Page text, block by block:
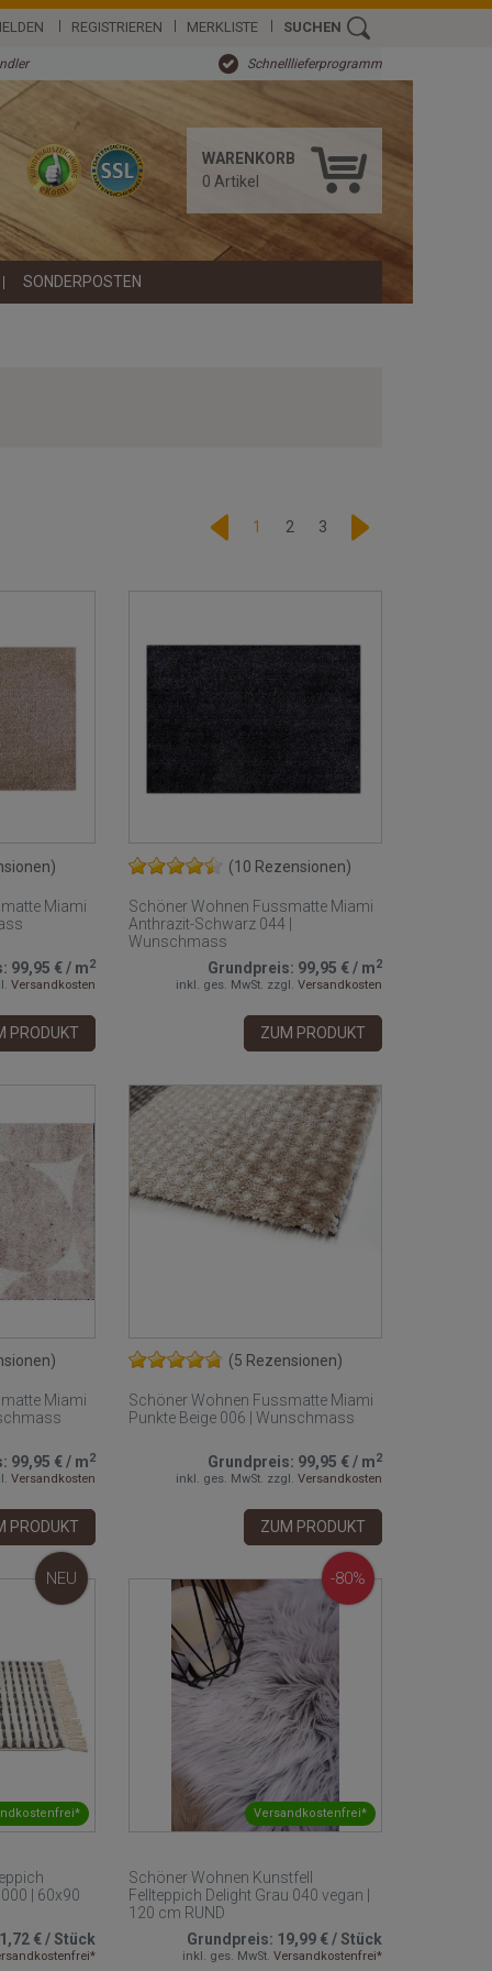
REGISTRIEREN MERKLISTE SUCHEN
Schnelllieferprogramm
WARENKORB
0 Artikel
SONDERPOSTEN
1 2 3
Miami
99,95 €/ m2
Versandkosten
PRODUKT
(10 Rezensionen)
Schöner Wohnen Fussmatte Miami
Anthrazit-Schwarz 044 |
Wunschmass
Grundpreis: 99,95 €/ m2
inkl. ges. MwSt. zzgl. Versandkosten
ZUM PRODUKT
Miami
99,95 €/ m2
Versandkosten
PRODUKT
(5 Rezensionen)
Schöner Wohnen Fussmatte Miami
Punkte Beige 006 | Wunschmass
Grundpreis: 99,95 €/ m2
inkl. ges. MwSt. zzgl. Versandkosten
ZUM PRODUKT
NEU
| 60x90
€/Stück
Versandkostenfrei*
-80%
Schöner Wohnen Kunstfell
Fellteppich Delight Grau 040 vegan |
120 cm RUND
Grundpreis: 19,99 €/Stück
inkl. ges. MwSt. Versandkostenfrei*